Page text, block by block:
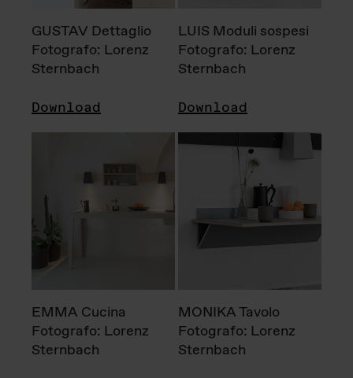
GUSTAV Dettaglio
Fotografo: Lorenz
Sternbach
Download
LUIS Moduli sospesi
Fotografo: Lorenz
Sternbach
Download
EMMA Cucina
Fotografo: Lorenz
Sternbach
MONIKA Tavolo
Fotografo: Lorenz
Sternbach